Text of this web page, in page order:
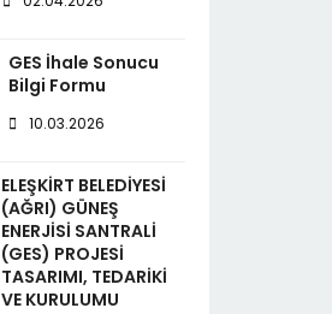
GES İhale Sonucu
Bilgi Formu
10.03.2026
ELEŞKİRT BELEDİYESİ
(AĞRI) GÜNEŞ
ENERJİSİ SANTRALİ
(GES) PROJESİ
TASARIMI, TEDARİKİ
VE KURULUMU